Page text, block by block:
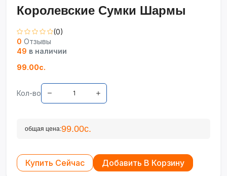
Королевские Сумки Шармы
(0)
0 Отзывы
49 в наличии
99.00с.
Кол-во
общая цена:99.00с.
Купить Сейчас Добавить В Корзину